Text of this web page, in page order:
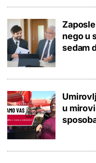
nego u
sedam
u